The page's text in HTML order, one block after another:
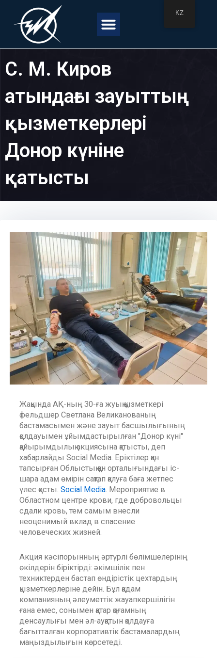
content
Menu
С. М. Киров
атындағы зауыттың
қызметкерлері
Донор күніне
қатысты
Жақында АҚ-ның 30-ға жуық қызметкері
фельдшер Светлана Великанованың
бастамасымен және зауыт басшылығының
қолдауымен ұйымдастырылған "Донор күні"
қайырымдылық акциясына қатысты, деп
хабарлайды Social Media. Еріктілер қан
тапсырған Облыстық қан орталығындағы іс-
шара адам өмірін сақтап қалуға баға жетпес
үлес қосты. Social Media. Мероприятие в
Областном центре крови, где добровольцы
сдали кровь, тем самым внесли
неоценимый вклад в спасение
человеческих жизней.
Акция кәсіпорынның әртүрлі бөлімшелерінің
өкілдерін біріктірді: әкімшілік пен
техниктерден бастап өндірістік цехтардың
қызметкерлеріне дейін. Бұл қадам
компанияның әлеуметтік жауапкершілігін
ғана емес, сонымен қатар қоғамның
денсаулығы мен әл-ауқатын қолдауға
бағытталған корпоративтік бастамалардың
маңыздылығын көрсетеді.
KZ